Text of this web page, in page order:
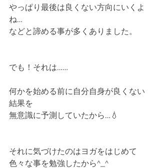
やっぱり最後は良くない方向にいくよ
ね…
などと諦める事が多くありました。
でも！それは……
何かを始める前に自分自身が良くない
結果を
無意識に予測していたから…💧
それに気づけたのはヨガをはじめて
色々な事を勉強したから^_^